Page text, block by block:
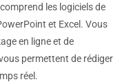
les logiciels de
et Excel. Vous
en ligne et de
permettent de rédiger
réel.